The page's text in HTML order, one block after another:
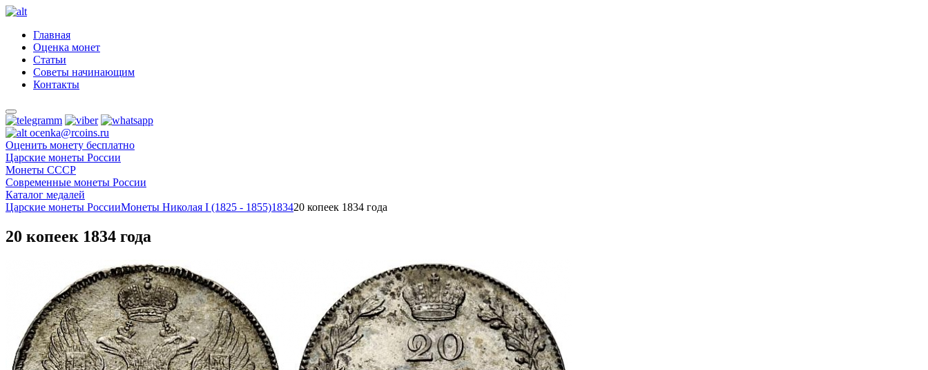
Главная
Оценка монет
Статьи
Советы начинающим
Контакты
ocenka@rcoins.ru
Оценить монету бесплатно
Царские монеты России
Монеты СССР
Современные монеты России
Каталог медалей
Царские монеты РоссииМонеты Николая I (1825 - 1855)183420 копеек 1834 года
20 копеек 1834 года